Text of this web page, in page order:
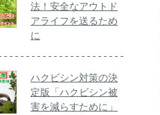
法！安全なアウトド
アライフを送るため
に
ハクビシン対策の決
定版「ハクビシン被
害を減らすために」